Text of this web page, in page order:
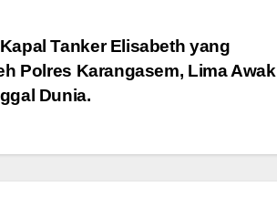
Tanker Elisabeth yang
Polres Karangasem, Lima Awak
Dunia.